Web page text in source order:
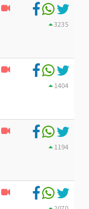
3235
1404
1194